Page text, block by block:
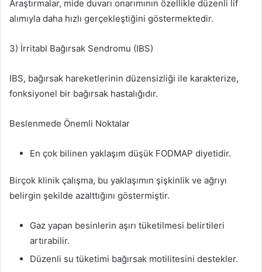
Araştırmalar, mide duvarı onarımının özellikle düzenli lif
alımıyla daha hızlı gerçekleştiğini göstermektedir.
3) İrritabl Bağırsak Sendromu (IBS)
IBS, bağırsak hareketlerinin düzensizliği ile karakterize,
fonksiyonel bir bağırsak hastalığıdır.
Beslenmede Önemli Noktalar
En çok bilinen yaklaşım düşük FODMAP diyetidir.
Birçok klinik çalışma, bu yaklaşımın şişkinlik ve ağrıyı
belirgin şekilde azalttığını göstermiştir.
Gaz yapan besinlerin aşırı tüketilmesi belirtileri
artırabilir.
Düzenli su tüketimi bağırsak motilitesini destekler.